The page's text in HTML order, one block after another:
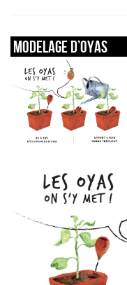
MODELAGE D’OYAS